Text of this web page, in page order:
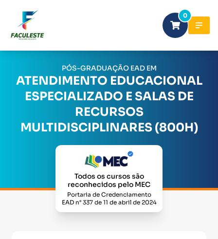
0
PÓS-GRADUAÇÃO EAD EM
ATENDIMENTO EDUCACIONAL
ESPECIALIZADO E SALAS DE
RECURSOS
MULTIDISCIPLINARES (800H)
Todos os cursos são
reconhecidos pelo MEC
Portaria de Credenciamento
EAD n° 337 de 11 de abril de 2024